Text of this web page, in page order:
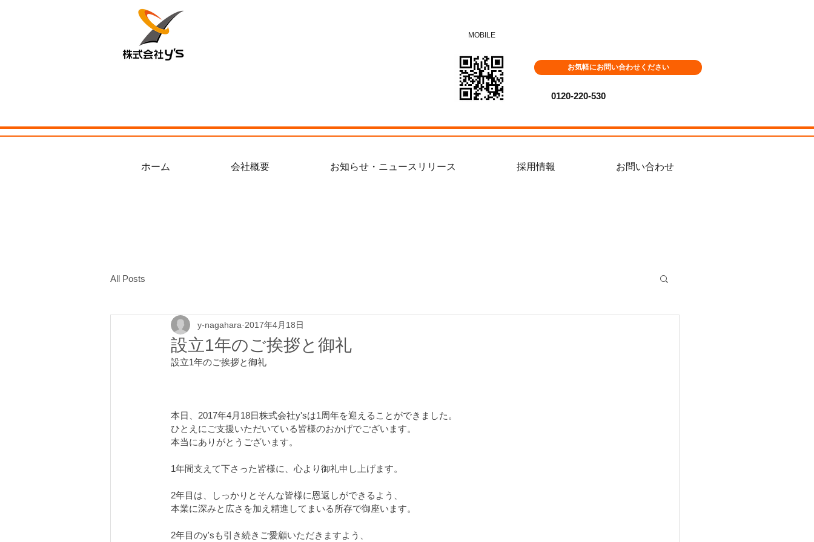
MOBILE
お気軽にお問い合わせください
0120-220-530
お問い合わせ
採用情報
お知らせ・ニュースリリース
会社概要
ホーム
All Posts
設立1年のご挨拶と御礼
y-nagahara 2017年4月18日
設立1年のご挨拶と御礼
本日、2017年4月18日株式会社y'sは1周年を迎えることができました。
ひとえにご支援いただいている皆様のおかげでございます。
本当にありがとうございます。
1年間支えて下さった皆様に、心より御礼申し上げます。
2年目は、しっかりとそんな皆様に恩返しができるよう、
本業に深みと広さを加え精進してまいる所存で御座います。
2年目のy'sも引き続きご愛顧いただきますよう、